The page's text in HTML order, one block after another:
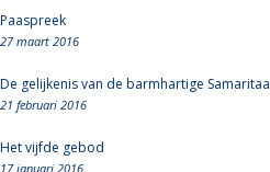
Paaspreek
27 maart 2016
De gelijkenis van de barmhartige
21 februari 2016
Het vijfde gebod
17 januari 2016